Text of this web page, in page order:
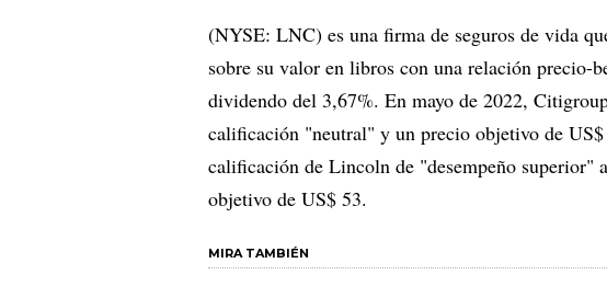
(NYSE: LNC) es una firma de seguros de vida
sobre su valor en libros con una relación precio-
dividendo del 3,67%. En mayo de 2022,
calificación "neutral" y un precio objetivo de
calificación de Lincoln de "desempeño
objetivo de US$ 53.
MIRA TAMBIÉN